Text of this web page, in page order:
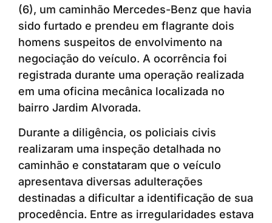
(6), um caminhão Mercedes-Benz que havia
sido furtado e prendeu em flagrante dois
homens suspeitos de envolvimento na
negociação do veículo. A ocorrência foi
registrada durante uma operação realizada
em uma oficina mecânica localizada no
bairro Jardim Alvorada.
Durante a diligência, os policiais civis
realizaram uma inspeção detalhada no
caminhão e constataram que o veículo
apresentava diversas adulterações
destinadas a dificultar a identificação de sua
procedência. Entre as irregularidades estava